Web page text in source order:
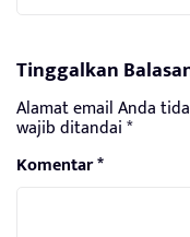
Tinggalkan
Alamat email Anda
wajib ditandai*
Komentar*